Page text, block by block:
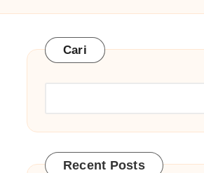
Cari
Recent Posts